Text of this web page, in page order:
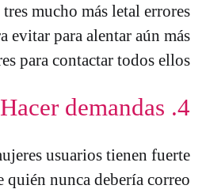
mucho más letal ​​errores
evitar para alentar aún más
para contactar todos ellos.
4. Hacer demandas.
usuarios tienen fuerte
quién nunca debería correo